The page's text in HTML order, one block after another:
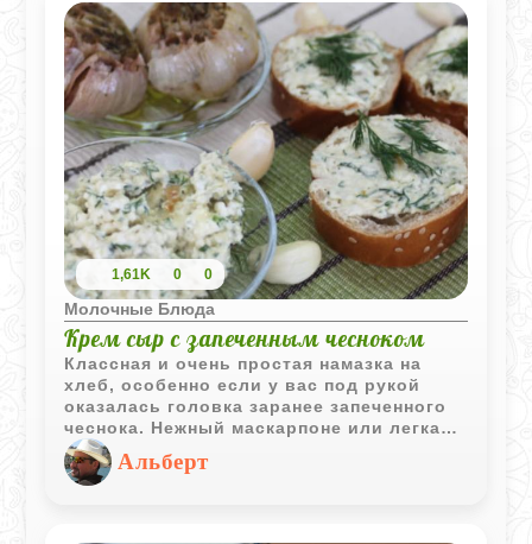
1,61K 0 0
Молочные Блюда
Крем сыр с запеченным чесноком
Классная и очень простая намазка на
хлеб, особенно если у вас под рукой
оказалась головка заранее запеченного
чеснока. Нежный маскарпоне или легкая
рикотта отлично сочетаются с его
сладковатым, глубоким вкусом, а свежий
укроп добавляет приятную зеленую
Альберт